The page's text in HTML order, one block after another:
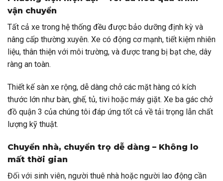
vận chuyển
Tất cả xe trong hệ thống đều được bảo dưỡng định kỳ và
nâng cấp thường xuyên. Xe có động cơ mạnh, tiết kiệm nhiên
liệu, thân thiện với môi trường, và được trang bị bạt che, dây
ràng an toàn.
Thiết kế sàn xe rộng, dễ dàng chở các mặt hàng có kích
thước lớn như bàn, ghế, tủ, tivi hoặc máy giặt. Xe ba gác chở
đồ quận 3 của chúng tôi đáp ứng tốt cả về tải trọng lẫn chất
lượng kỹ thuật.
Chuyển nhà, chuyển trọ dễ dàng – Không lo
mất thời gian
Đối với sinh viên, người thuê nhà hoặc người lao động cần